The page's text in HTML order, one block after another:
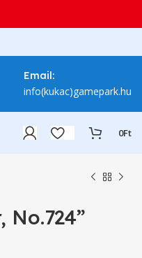
Email:
info(kukac)gamepark.hu
0Ft
No.724”